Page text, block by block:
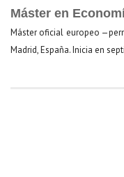
Máster en
Máster oficial europeo
Madrid, España. Inicia en